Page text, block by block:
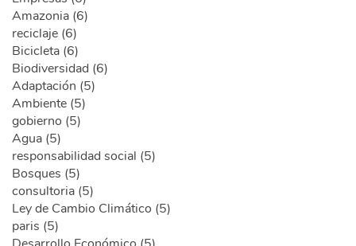
Amazonia (6)
reciclaje (6)
Bicicleta (6)
Biodiversidad (6)
Adaptación (5)
Ambiente (5)
gobierno (5)
Agua (5)
responsabilidad social (5)
Bosques (5)
consultoria (5)
Ley de Cambio Climático (5)
paris (5)